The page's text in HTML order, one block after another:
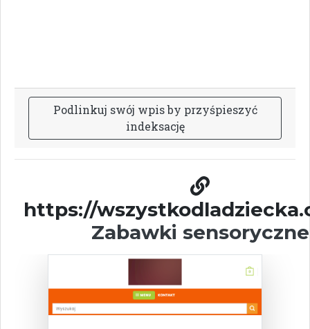
Podlinkuj swój wpisby przyśpieszyć
indeksację
https://
Zabawki sensoryczne